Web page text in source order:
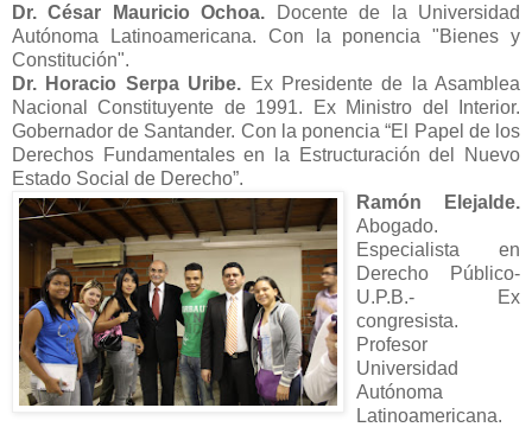
Dr. César Mauricio Ochoa. Docente de la Universidad
Autónoma Latinoamericana. Con la ponencia "Bienes y
Constitución".
Dr. Horacio Serpa Uribe. Ex Presidente de la Asamblea
Nacional Constituyente de 1991. Ex Ministro del Interior.
Gobernador de Santander. Con la ponencia “El Papel de los
Derechos Fundamentales en la Estructuración del Nuevo
Estado Social de Derecho”.
Ramón Elejalde.
Abogado.
Especialista en
Derecho Público-
U.P.B.- Ex
congresista.
Profesor
Universidad
Autónoma
Latinoamericana.